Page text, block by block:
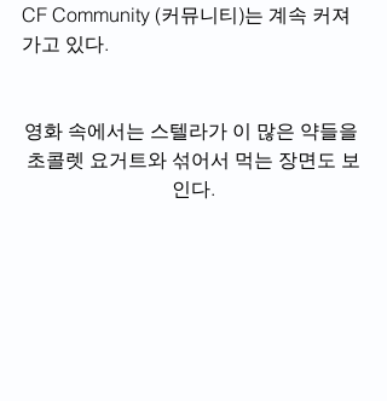
CF Community (커뮤니티)는 계속 커져
가고 있다.
영화 속에서는 스텔라가 이 많은 약들을
초콜렛 요거트와 섞어서 먹는 장면도 보
인다.